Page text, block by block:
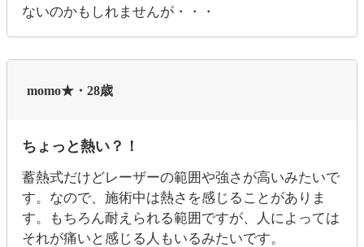
ないのかもしれませんが・・・
momo★・28歳
ちょっと熱い？！
蓄熱式だけどレーザーの範囲や強さが高いみたいで
す。なので、施術中は熱さを感じることがありま
す。もちろん耐えられる範囲ですが、人によっては
それが痛いと感じる人もいるみたいです。